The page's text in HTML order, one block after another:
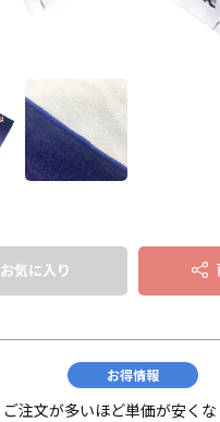
お気に入り
お得情報
ご注文が多いほど単価が安く